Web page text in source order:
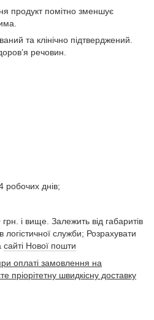
продукт помітно зменшує
та клінічно підтверджений.
речовин.
робочих днів;
грн. і вище. Залежить від габаритів
логістичної служби; Розрахувати
сайті Нової пошти
оплаті замовлення на
швидкісну доставку